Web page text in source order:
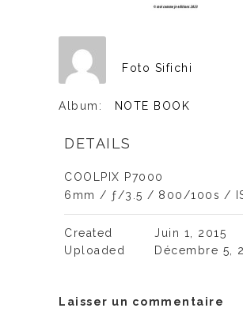
Foto Sifichi
Album: NOTE BOOK
DETAILS
COOLPIX P7000
6mm / ƒ/3.5 / 800/100s /
Created
Juin 1, 2015
Uploaded
Décembre 5,
Laisser un commentaire